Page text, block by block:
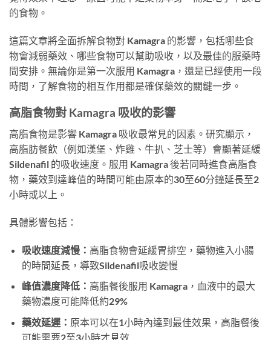
的食物。
這篇文章將全面拆解食物對 Kamagra 的影響，包括哪些食
物會減弱藥效、哪些食物可以幫助吸收，以及最佳的服藥時
間安排。無論你是第一次服用 Kamagra，還是已經使用一段
時間，了解食物的相互作用都是確保藥效的關鍵一步。
高脂食物對 Kamagra 吸收的影響
高脂食物是影響 Kamagra 吸收最常見的因素。研究顯示，
高脂肪餐飲（例如漢堡、炸雞、牛扒、芝士等）會顯著延緩
Sildenafil 的吸收速度。服用 Kamagra 後若同時進食高脂食
物，藥效到達峰值的時間可能由原本的30至60分鐘延長至2
小時或以上。
具體影響包括：
吸收速度減慢： 高脂食物會延緩胃排空，藥物進入小腸
的時間延長，導致Sildenafil吸收變慢
峰值濃度降低： 高脂餐後服用 Kamagra，血液中的最大
藥物濃度可能降低約29%
藥效延遲： 原本可以在1小時內達到最佳效果，高脂餐後
可能需要2至3小時才見效